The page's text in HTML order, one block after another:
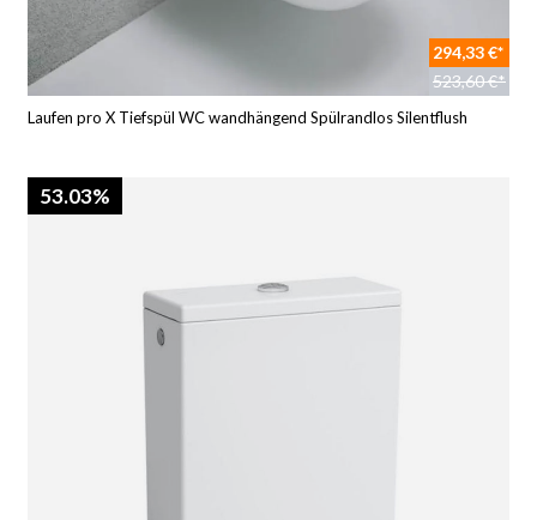
294,33 €*
523,60 €*
Laufen pro X Tiefspül WC wandhängend Spülrandlos Silentflush
53.03%